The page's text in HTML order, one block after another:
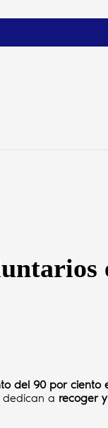
del 90 por ciento
dedican a recoger